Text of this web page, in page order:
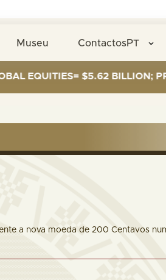
Museu Contactos PT
$5.62 BILLION;
a nova moeda de 200 Centavos